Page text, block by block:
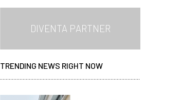
DIVENTA PARTNER
TRENDING NEWS RIGHT NOW